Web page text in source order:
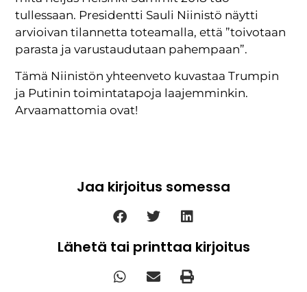
tullessaan. Presidentti Sauli Niinistö näytti
arvioivan tilannetta toteamalla, että ”toivotaan
parasta ja varustaudutaan pahempaan”.
Tämä Niinistön yhteenveto kuvastaa Trumpin
ja Putinin toimintatapoja laajemminkin.
Arvaamattomia ovat!
Jaa kirjoitus somessa
Lähetä tai printtaa kirjoitus